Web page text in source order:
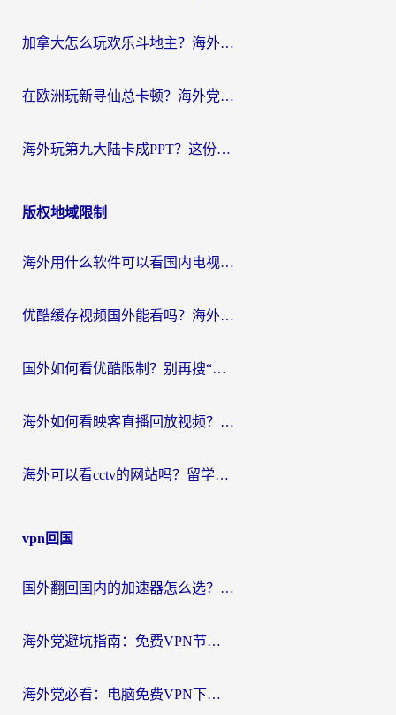
加拿大怎么玩欢乐斗地主？海外党国服游戏加速终极指南（附绝地求生未来之役300英雄实测）
在欧洲玩新寻仙总卡顿？海外党必看的国服游戏加速全攻略
海外玩第九大陆卡成PPT？这份网络加速指南帮你丝滑上分
版权地域限制
海外用什么软件可以看国内电视？留学生亲测有效的追剧自由指南
优酷缓存视频国外能看吗？海外党追剧看片的终极解决方案来了
国外如何看优酷限制？别再搜“在日本哪个软件可以看中国电视剧”，这篇教你搞定
海外如何看映客直播回放视频？这份攻略帮你搞定（附腾讯优酷观看技巧）
海外可以看cctv的网站吗？留学生亲测有效的回国追剧方案
vpn回国
国外翻回国内的加速器怎么选？海外党亲测实用指南，告别地域限制
海外党避坑指南：免费VPN节点真的靠谱吗？教你选对回国加速器无缝访问国内资源
海外党必看：电脑免费VPN下载指南+回国加速器选择全攻略，告别地区限制